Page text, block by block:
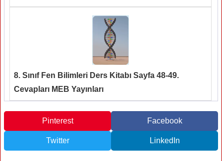
8. Sınıf Fen Bilimleri Ders Kitabı Sayfa 48-49.
Cevapları MEB Yayınları
Pinterest Facebook
Twitter LinkedIn